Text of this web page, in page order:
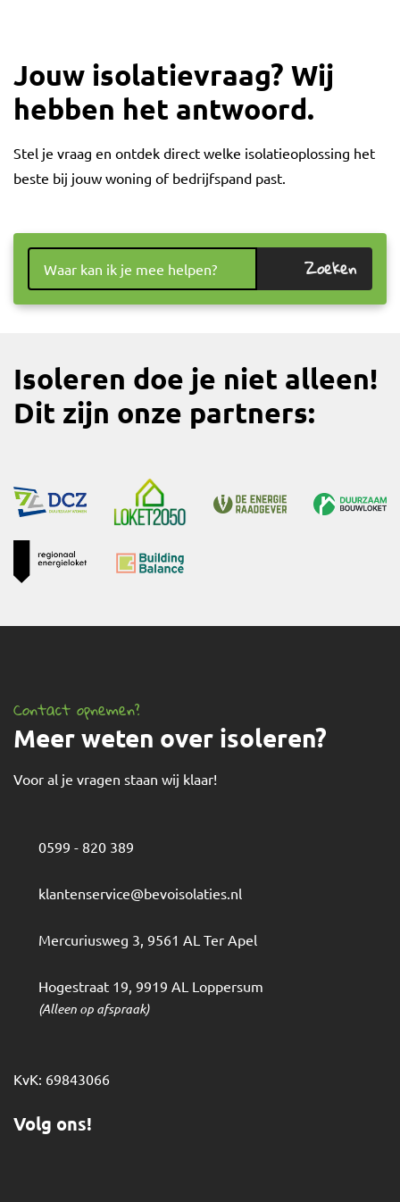
Jouw isolatievraag? Wij
hebben het antwoord.
Stel je vraag en ontdek direct welke isolatieoplossing het
beste bij jouw woning of bedrijfspand past.
Zoeken
Isoleren doe je niet alleen!
Dit zijn onze partners:
Contact opnemen?
Meer weten over isoleren?
Voor al je vragen staan wij klaar!
0599 - 820 389
klantenservice@bevoisolaties.nl
Mercuriusweg 3, 9561 AL Ter Apel
Hogestraat 19, 9919 AL Loppersum
(Alleen op afspraak)
KvK: 69843066
Volg ons!